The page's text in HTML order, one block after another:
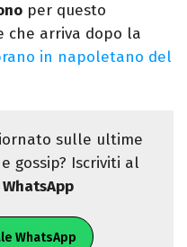
per questo
che arriva dopo la
in napoletano del
sulle ultime
gossip? Iscriviti al
WhatsApp
WhatsApp